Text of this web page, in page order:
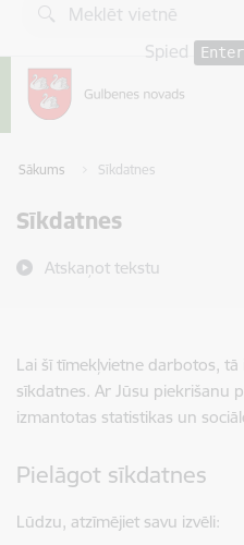
Pāriet uz lapas saturu
Spied
Enter
Sākums Sīkdatnes
Sīkdatnes
Atskaņot tekstu
Lai šī tīmekļvietne darbotos,
sīkdatnes. Ar Jūsu piekrišanu
izmantotas statistikas un
Pielāgot sīkdatnes
Lūdzu, atzīmējiet savu izvēli: